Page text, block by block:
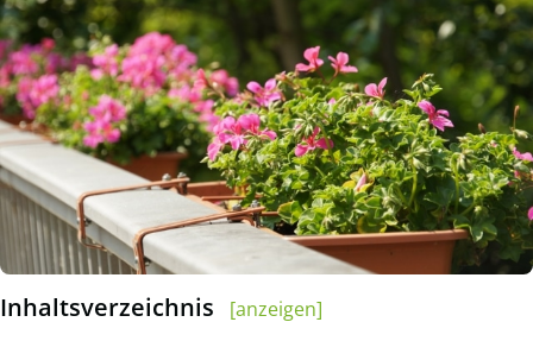
Inhaltsverzeichnis
[anzeigen]